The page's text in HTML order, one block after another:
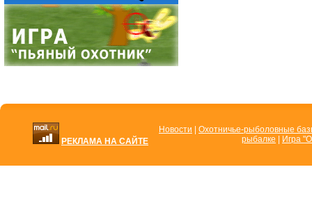
РЕКЛАМА НА САЙТЕ
Новости
Охотничье-рыболовные
рыбалке
Игра